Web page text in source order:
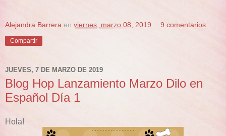
Alejandra Barrera en viernes, marzo 08, 2019 9 comentarios:
Compartir
JUEVES, 7 DE MARZO DE 2019
Blog Hop Lanzamiento Marzo Dilo en
Español Día 1
Hola!